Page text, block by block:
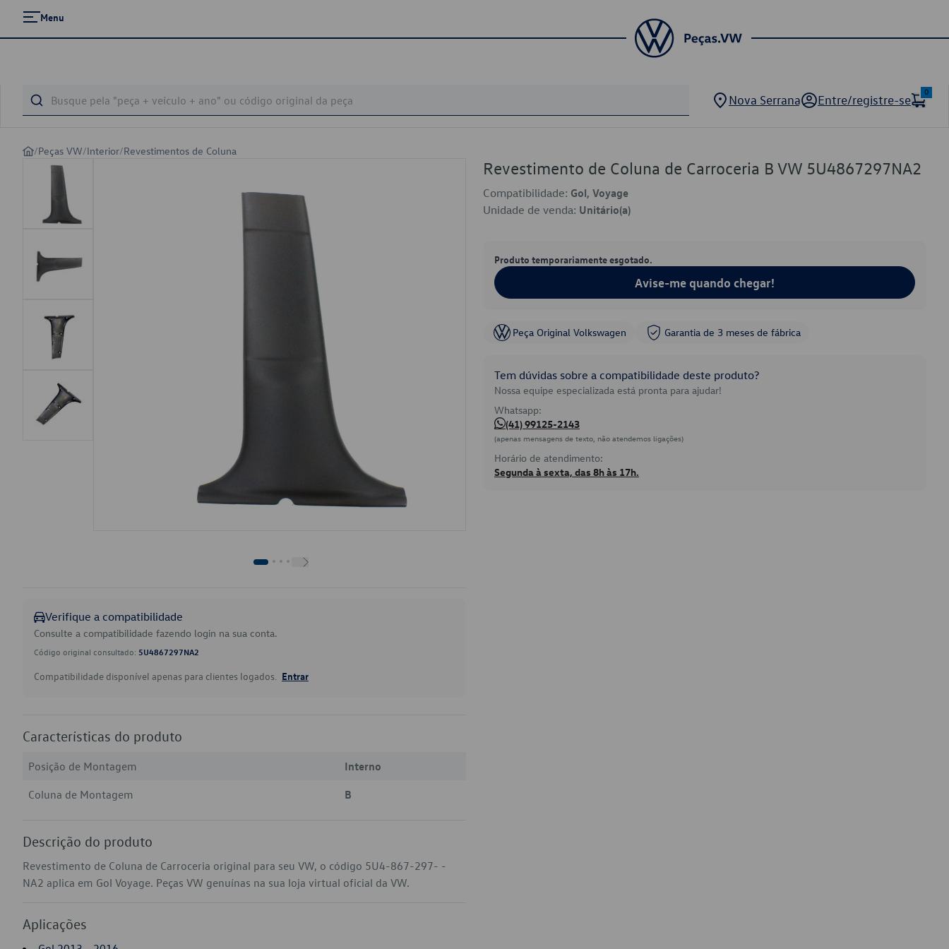
Menu
Nova Serrana Entre/registre-se
0
/Peças VW/Interior/Revestimentos de Coluna
Verifique a compatibilidade
Consulte a compatibilidade fazendo login na sua conta.
Código original consultado: 5U4867297NA2
Compatibilidade disponível apenas para clientes logados. Entrar
Características do produto
Posição de Montagem
Interno
Coluna de Montagem
B
Descrição do produto
Revestimento de Coluna de Carroceria original para seu VW, o código 5U4-867-297- -
NA2 aplica em Gol Voyage. Peças VW genuínas na sua loja virtual oficial da VW.
Aplicações
Revestimento de Coluna de Carroceria B VW 5U4867297NA2
Compatibilidade: Gol, Voyage
Unidade de venda: Unitário(a)
Produto temporariamente esgotado.
Avise-me quando chegar!
Peça Original Volkswagen Garantia de 3 meses de fábrica
Tem dúvidas sobre a compatibilidade deste produto?
Nossa equipe especializada está pronta para ajudar!
Whatsapp:
(41) 99125-2143
(apenas mensagens de texto, não atendemos ligações)
Horário de atendimento:
Segunda à sexta, das 8h às 17h.